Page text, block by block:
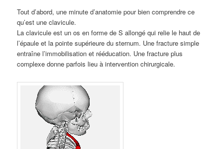
Tout d’abord, une minute d’anatomie pour bien comprendre ce
qu’est une clavicule.
La clavicule est un os en forme de S allongé qui relie le haut de
l’épaule et la pointe supérieure du sternum. Une fracture simple
entraîne l’immobilisation et rééducation. Une fracture plus
complexe donne parfois lieu à intervention chirurgicale.